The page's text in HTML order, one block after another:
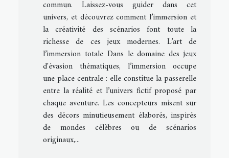
commun. Laissez-vous guider dans cet
univers, et découvrez comment l’immersion et
la créativité des scénarios font toute la
richesse de ces jeux modernes. L’art de
l’immersion totale Dans le domaine des jeux
d'évasion thématiques, l’immersion occupe
une place centrale : elle constitue la passerelle
entre la réalité et l’univers fictif proposé par
chaque aventure. Les concepteurs misent sur
des décors minutieusement élaborés, inspirés
de mondes célèbres ou de scénarios
originaux,...